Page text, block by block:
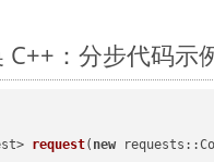
C++：分步代码示
request( new